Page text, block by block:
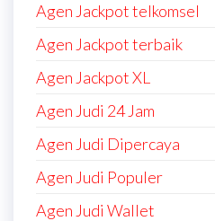
Agen Jackpot telkomsel
Agen Jackpot terbaik
Agen Jackpot XL
Agen Judi 24 Jam
Agen Judi Dipercaya
Agen Judi Populer
Agen Judi Wallet